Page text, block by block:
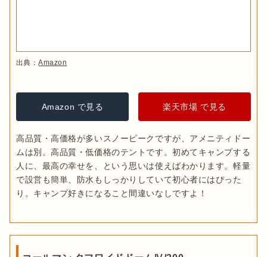
出典：Amazon
Amazon で見る 楽天市場 で見る
高品質・高価格が多いスノーピークですが、アメニティドー
ムは別。高品質・低価格のテントです。初めてキャンプする
人に、最高の幸せを、という思いは使えばわかります。軽量
で設営も簡単、防水もしっかりしていて初心者にはぴった
り。キャンプ好きになること間違いなしですよ！